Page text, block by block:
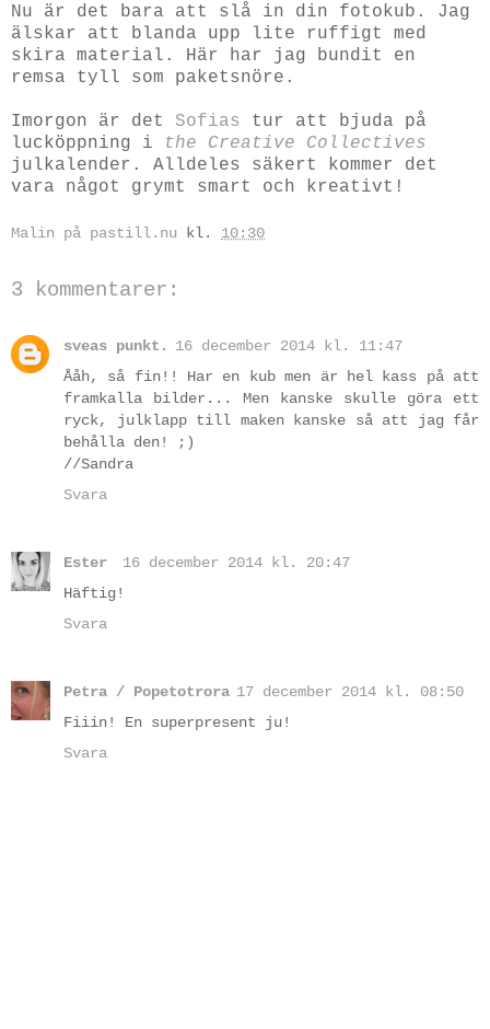
Nu är det bara att slå in din fotokub. Jag
älskar att blanda upp lite ruffigt med
skira material. Här har jag bundit en
remsa tyll som paketsnöre.
Imorgon är det Sofias
tur att bjuda på
lucköppning i
the Creative Collectives
julkalender. Alldeles säkert kommer det
vara något grymt smart och kreativt!
Malin på pastill.nu kl. 10:30
3 kommentarer:
sveas punkt.
16 december 2014 kl. 11:47
Ååh, så fin!! Har en kub men är hel kass på att
framkalla bilder... Men kanske skulle göra ett
ryck, julklapp till maken kanske så att jag får
behålla den! ;)
//Sandra
Svara
Ester
16 december 2014 kl. 20:47
Häftig!
Svara
Petra / Popetotrora 17 december 2014 kl. 08:50
Fiiin! En superpresent ju!
Svara